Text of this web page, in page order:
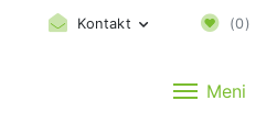
Kontakt (0)
Meni